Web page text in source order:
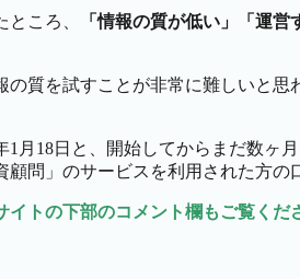
ころ、
「情報の質が低い」「運
質を試すことが非常に難しいと
月18日と、開始してからまだ数ヶ
問」のサービスを利用された方の
トの下部のコメント欄もご覧くだ